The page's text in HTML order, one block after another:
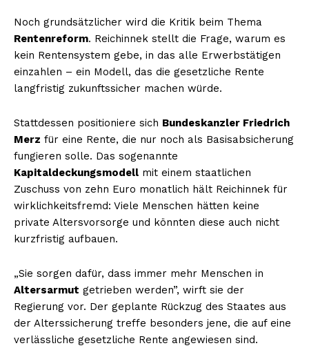
Noch grundsätzlicher wird die Kritik beim Thema
Rentenreform. Reichinnek stellt die Frage, warum es
kein Rentensystem gebe, in das alle Erwerbstätigen
einzahlen – ein Modell, das die gesetzliche Rente
langfristig zukunftssicher machen würde.
Stattdessen positioniere sich Bundeskanzler Friedrich
Merz für eine Rente, die nur noch als Basisabsicherung
fungieren solle. Das sogenannte
Kapitaldeckungsmodell mit einem staatlichen
Zuschuss von zehn Euro monatlich hält Reichinnek für
wirklichkeitsfremd: Viele Menschen hätten keine
private Altersvorsorge und könnten diese auch nicht
kurzfristig aufbauen.
„Sie sorgen dafür, dass immer mehr Menschen in
Altersarmut getrieben werden”, wirft sie der
Regierung vor. Der geplante Rückzug des Staates aus
der Alterssicherung treffe besonders jene, die auf eine
verlässliche gesetzliche Rente angewiesen sind.